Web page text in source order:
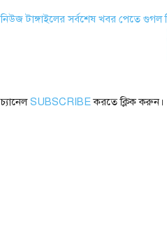
নিউজ টাঙ্গাইলের সর্বশেষ খবর পেতে
চ্যানেলSUBSCRIBEকরতে ক্লিক করুন।